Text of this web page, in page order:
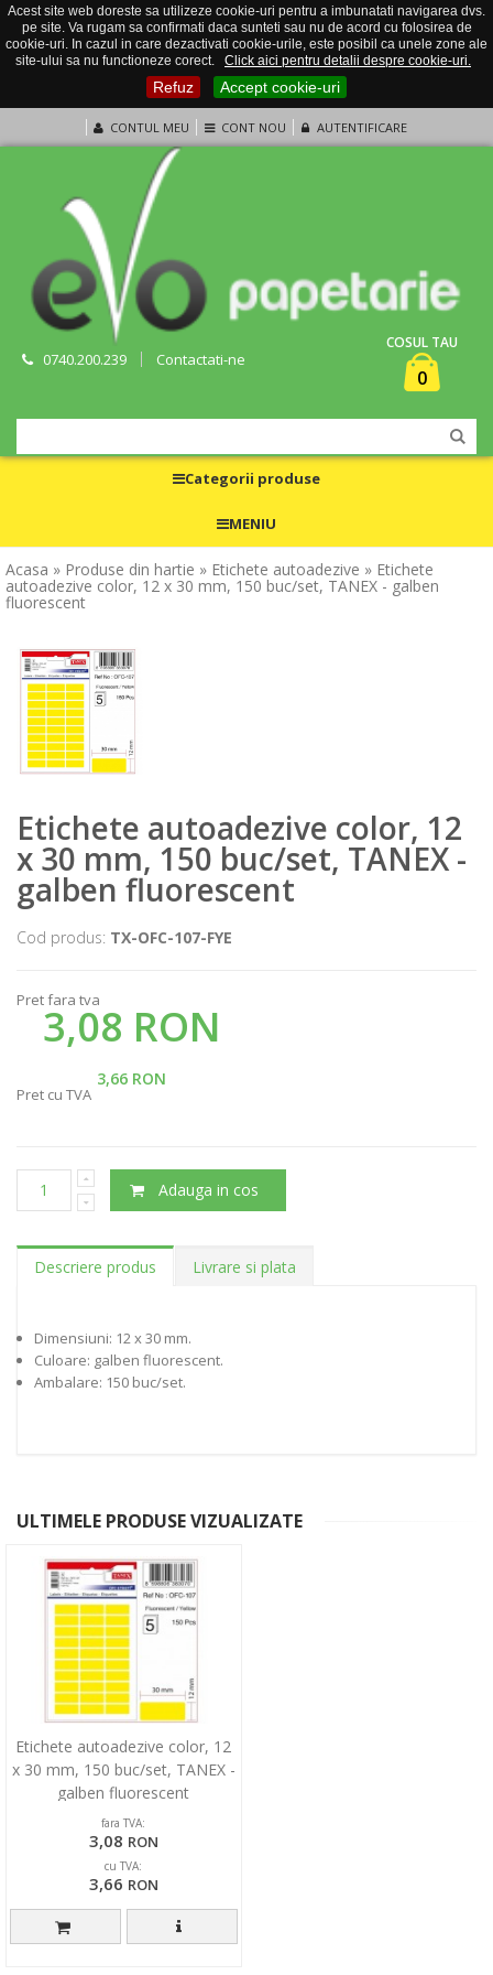
Acest site web doreste sa utilizeze cookie-uri pentru a imbunatati navigarea dvs.
pe site. Va rugam sa confirmati daca sunteti sau nu de acord cu folosirea de
cookie-uri. In cazul in care dezactivati cookie-urile, este posibil ca unele zone ale
site-ului sa nu functioneze corect.
Click aici pentru detalii despre cookie-uri.
Refuz Accept cookie-uri
CONTUL MEU CONT NOU AUTENTIFICARE
0740.200.239 Contactati-ne
COSUL TAU
0
Categorii produse
MENIU
Acasa » Produse din hartie » Etichete autoadezive » Etichete
autoadezive color, 12 x 30 mm, 150 buc/set, TANEX - galben
fluorescent
Etichete autoadezive color, 12
x 30 mm, 150 buc/set, TANEX -
galben fluorescent
Cod produs: TX-OFC-107-FYE
Pret fara tva
3,08 RON
3,66 RON
Pret cu TVA
Adauga in cos
Descriere produs Livrare si plata
Dimensiuni: 12 x 30 mm.
Culoare: galben fluorescent.
Ambalare: 150 buc/set.
ULTIMELE PRODUSE VIZUALIZATE
Etichete autoadezive color, 12
x 30 mm, 150 buc/set, TANEX -
galben fluorescent
fara TVA:
3,08 RON
cu TVA:
3,66 RON